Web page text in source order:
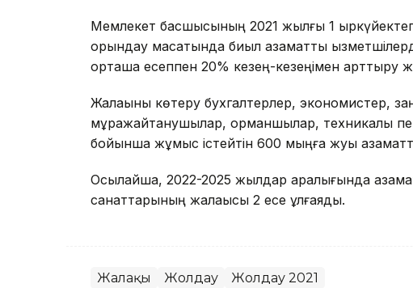
Мемлекет басшысының 2021 жылғы 1
орындау мақсатында биыл азаматтық
орташа есеппен 20% кезең-кезеңімен арттыру
Жалақыны көтеру бухгалтерлер, экономистер,
мұражайтанушылар, орманшылар, техникалық
бойынша жұмыс істейтін 600 мыңға жуық
Осылайша, 2022-2025 жылдар аралығында
санаттарының жалақысы 2 есе ұлғаяды.
Жалақы Жолдау
Жолдау 2021